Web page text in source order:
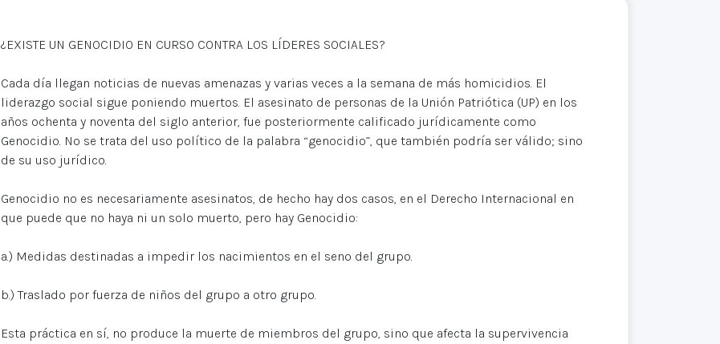
¿EXISTE UN GENOCIDIO EN CURSO CONTRA LOS LÍDERES SOCIALES?
Cada día llegan noticias de nuevas amenazas y varias veces a la semana de más homicidios. El
liderazgo social sigue poniendo muertos. El asesinato de personas de la Unión Patriótica (UP) en los
años ochenta y noventa del siglo anterior, fue posteriormente calificado jurídicamente como
Genocidio. No se trata del uso político de la palabra “genocidio”, que también podría ser válido; sino
de su uso jurídico.
Genocidio no es necesariamente asesinatos, de hecho hay dos casos, en el Derecho Internacional en
que puede que no haya ni un solo muerto, pero hay Genocidio:
a.) Medidas destinadas a impedir los nacimientos en el seno del grupo.
b.) Traslado por fuerza de niños del grupo a otro grupo.
Esta práctica en sí, no produce la muerte de miembros del grupo, sino que afecta la supervivencia